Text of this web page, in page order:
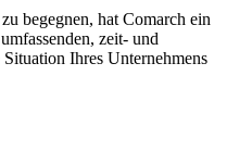
begegnen, hat Comarch ein
zeit- und
Ihres Unternehmens